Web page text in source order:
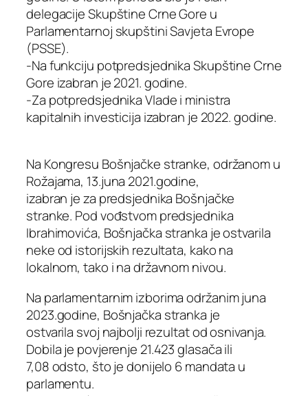
delegacije Skupštine Crne Gore u
Parlamentarnoj skupštini Savjeta Evrope
(PSSE).
-Na funkciju potpredsjednika Skupštine Crne
Gore izabran je 2021. godine.
-Za potpredsjednika Vlade i ministra
kapitalnih investicija izabran je 2022. godine.
Na Kongresu Bošnjačke stranke, održanom u
Rožajama, 13.juna 2021.godine,
izabran je za predsjednika Bošnjačke
stranke. Pod vođstvom predsjednika
Ibrahimovića, Bošnjačka stranka je ostvarila
neke od istorijskih rezultata, kako na
lokalnom, tako i na državnom nivou.
Na parlamentarnim izborima održanim juna
2023.godine, Bošnjačka stranka je
ostvarila svoj najbolji rezultat od osnivanja.
Dobila je povjerenje 21.423 glasača ili
7,08 odsto, što je donijelo 6 mandata u
parlamentu.